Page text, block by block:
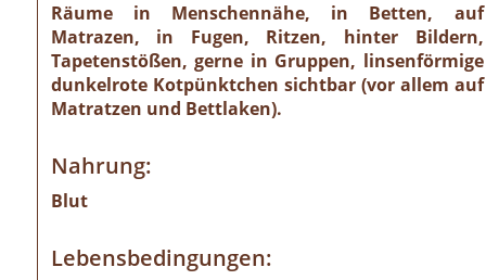
Räume in Menschennähe, in Betten, auf
Matrazen, in Fugen, Ritzen, hinter Bildern,
Tapetenstößen, gerne in Gruppen, linsenförmige
dunkelrote Kotpünktchen sichtbar (vor allem auf
Matratzen und Bettlaken).
Nahrung:
Blut
Lebensbedingungen: